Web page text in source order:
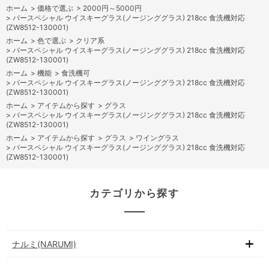
ホーム > 価格で選ぶ > 2000円～5000円
> バースペシャル ウイスキーグラス(ノージンググラス) 218cc 食洗機対応
(ZW8512-130001)
ホーム > 色で選ぶ > クリア系
> バースペシャル ウイスキーグラス(ノージンググラス) 218cc 食洗機対応
(ZW8512-130001)
ホーム > 機能 > 食洗機可
> バースペシャル ウイスキーグラス(ノージンググラス) 218cc 食洗機対応
(ZW8512-130001)
ホーム > アイテムから探す > グラス
> バースペシャル ウイスキーグラス(ノージンググラス) 218cc 食洗機対応
(ZW8512-130001)
ホーム > アイテムから探す > グラス > ワイングラス
> バースペシャル ウイスキーグラス(ノージンググラス) 218cc 食洗機対応
(ZW8512-130001)
カテゴリから探す
ナルミ(NARUMI)